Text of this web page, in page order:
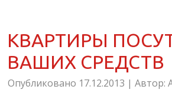
КВАРТИРЫ
ВАШИХ СРЕДСТВ
Опубликовано 17.12.2013 | Автор: